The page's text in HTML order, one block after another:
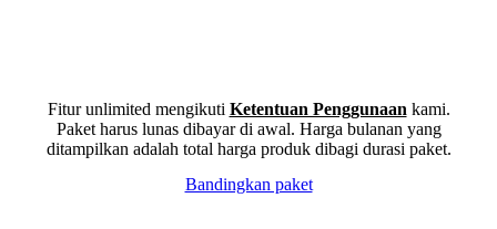
Fitur unlimited mengikuti Ketentuan Penggunaan kami.
Paket harus lunas dibayar di awal. Harga bulanan yang
ditampilkan adalah total harga produk dibagi durasi paket.
Bandingkan paket